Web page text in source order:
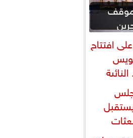
موقف
على افتتاح